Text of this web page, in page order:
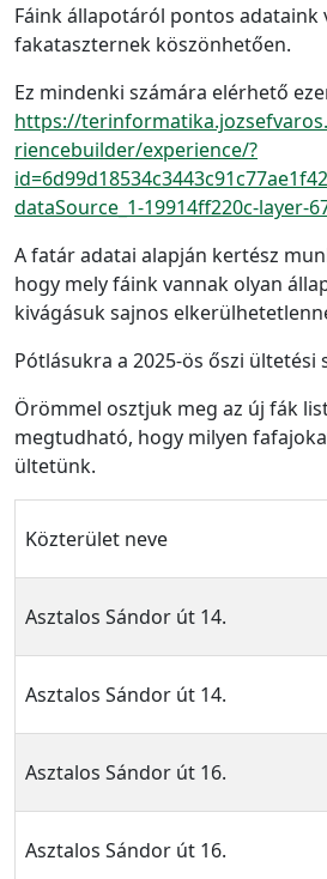
Fáink állapotáról pontos adataink
fakataszternek köszönhetően.
Ez mindenki számára elérhető
https://
riencebuilder/experience/?
dataSource_1-19914ff220c-layer-
A fatár adatai alapján kertész
hogy mely fáink vannak olyan
kivágásuk sajnos
Pótlásukra a 2025-ös őszi ültetési
Örömmel osztjuk meg az új fák
megtudható, hogy milyen
ültetünk.
Közterület neve
Asztalos Sándor út 14.
Asztalos Sándor út 14.
Asztalos Sándor út 16.
Asztalos Sándor út 16.